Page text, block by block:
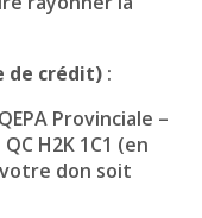
de crédit) :
Provinciale –
H2K 1C1 (en
don soit